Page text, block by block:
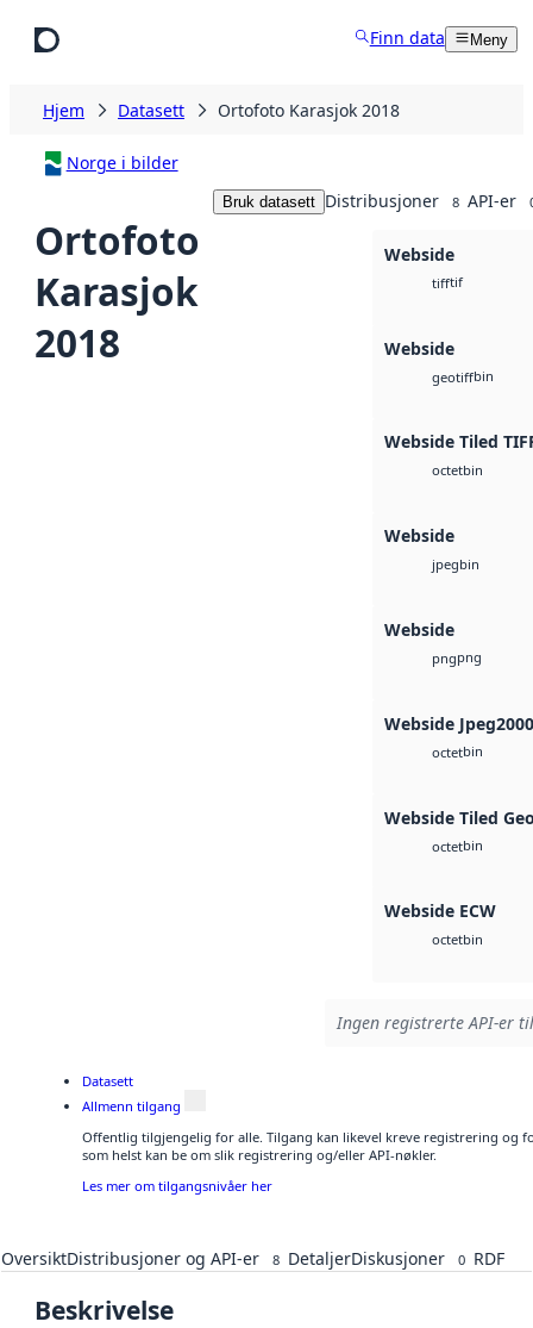
Finn data Meny
Hjem Datasett Ortofoto Karasjok 2018
Norge i bilder
Ortofoto
Karasjok
2018
Bruk datasett Distribusjoner 8 API-er
Webside
tifftif
Webside
geotiffbin
Webside Tiled
octetbin
Webside
jpegbin
Webside
pngpng
Webside Jpeg2000
octetbin
Webside Tiled
octetbin
Webside ECW
octetbin
Ingen registrerte API-er
Datasett
Allmenn tilgang
Offentlig tilgjengelig for alle. Tilgang kan likevel kreve registrering og
som helst kan be om slik registrering og/eller API-nøkler.
Les mer om tilgangsnivåer her
OversiktDistribusjoner og API-er 8 DetaljerDiskusjoner 0 RDF
Beskrivelse